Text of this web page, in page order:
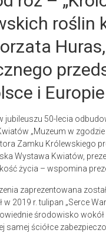
roślin
i
50-lecia
„Muzeum w
Zamku Królewskiego
Wystawa Kwiatów,
życia – wspomina
zaprezentowana
w 2019 r. tulipan „Serce
środowisko
samej ściółce